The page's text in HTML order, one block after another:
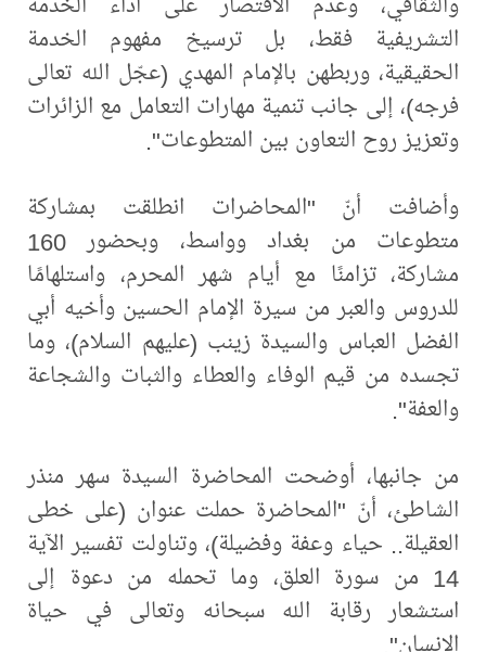
التشريفية فقط، بل ترسيخ مفهوم الخدمة
الحقيقية، وربطهن بالإمام المهدي (عجّل الله تعالى
فرجه)، إلى جانب تنمية مهارات التعامل مع الزائرات
وتعزيز روح التعاون بين المتطوعات".
وأضافت أنّ "المحاضرات انطلقت بمشاركة
متطوعات من بغداد وواسط، وبحضور 160
مشاركة، تزامنًا مع أيام شهر المحرم، واستلهامًا
للدروس والعبر من سيرة الإمام الحسين وأخيه أبي
الفضل العباس والسيدة زينب (عليهم السلام)، وما
تجسده من قيم الوفاء والعطاء والثبات والشجاعة
والعفة".
من جانبها، أوضحت المحاضرة السيدة سهر منذر
الشاطئ، أنّ "المحاضرة حملت عنوان (على خطى
العقيلة.. حياء وعفة وفضيلة)، وتناولت تفسير الآية
14 من سورة العلق، وما تحمله من دعوة إلى
استشعار رقابة الله سبحانه وتعالى في حياة
الإنسان".